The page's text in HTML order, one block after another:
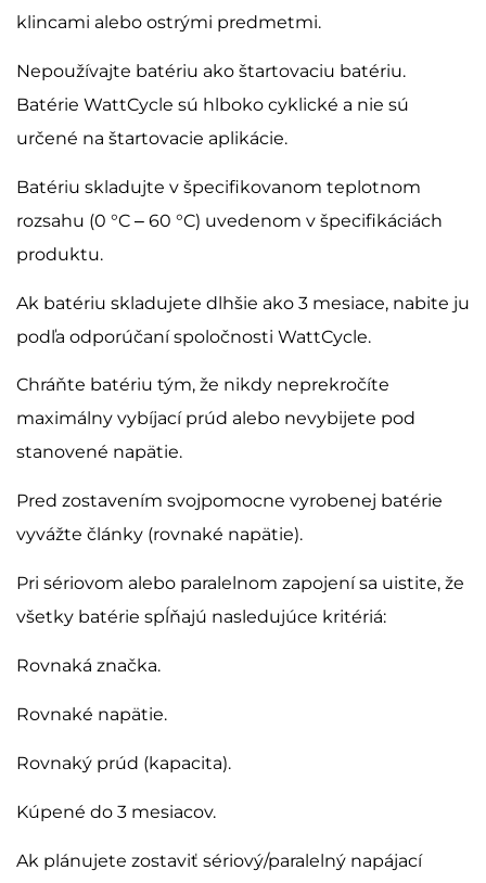
klincami alebo ostrými predmetmi.
Nepoužívajte batériu ako štartovaciu batériu.
Batérie WattCycle sú hlboko cyklické a nie sú
určené na štartovacie aplikácie.
Batériu skladujte v špecifikovanom teplotnom
rozsahu (0 °C – 60 °C) uvedenom v špecifikáciách
produktu.
Ak batériu skladujete dlhšie ako 3 mesiace, nabite ju
podľa odporúčaní spoločnosti WattCycle.
Chráňte batériu tým, že nikdy neprekročíte
maximálny vybíjací prúd alebo nevybijete pod
stanovené napätie.
Pred zostavením svojpomocne vyrobenej batérie
vyvážte články (rovnaké napätie).
Pri sériovom alebo paralelnom zapojení sa uistite, že
všetky batérie spĺňajú nasledujúce kritériá:
Rovnaká značka.
Rovnaké napätie.
Rovnaký prúd (kapacita).
Kúpené do 3 mesiacov.
Ak plánujete zostaviť sériový/paralelný napájací